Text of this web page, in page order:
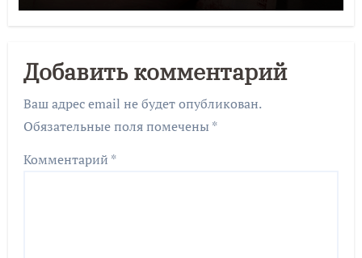
Добавить комментарий
Ваш адрес email не будет опубликован.
Обязательные поля помечены *
Комментарий *